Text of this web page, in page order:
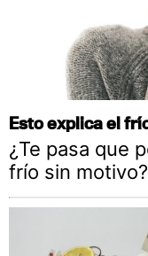
Esto explica el
¿Te pasa que
frío sin motivo?